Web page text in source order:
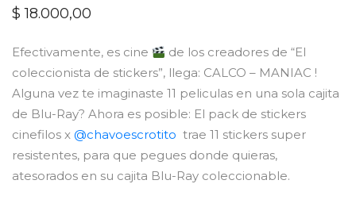
$ 18.000,00
Efectivamente, es cine
de los creadores de “El
coleccionista de stickers”, llega: CALCO – MANIAC !
Alguna vez te imaginaste 11 peliculas en una sola cajita
de Blu-Ray? Ahora es posible: El pack de stickers
cinefilos x @chavoescrotito trae 11 stickers super
resistentes, para que pegues donde quieras,
atesorados en su cajita Blu-Ray coleccionable.